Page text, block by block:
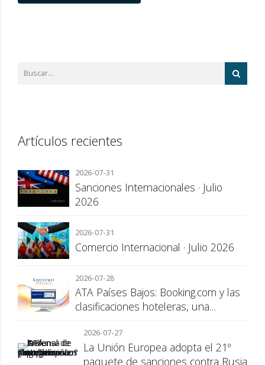
Artículos recientes
2026-07-31
Sanciones Internacionales · Julio
2026
2026-07-31
Comercio Internacional · Julio 2026
2026-07-28
ATA Países Bajos: Booking.com y las
clasificaciones hoteleras, una
consumidor
2026-07-27
La Unión Europea adopta el 21º
paquete de sanciones contra Rusia